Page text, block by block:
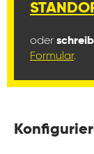
oder
Formular.